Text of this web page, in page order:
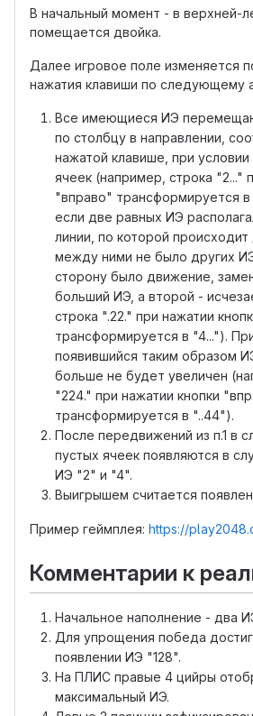
В начальный момент - в верхней-
помещается двойка.
Далее игровое поле изменяется
нажатия клавиши по следующему
Все имеющиеся ИЭ
по столбцу в направлении,
нажатой клавише, при условии
ячеек (например, строка "2..."
"вправо" трансформируется
если две равных ИЭ
линии, по которой
между ними не было других
сторону было движение,
больший ИЭ, а второй -
строка ".22." при нажатии
трансформируется в "4...").
появившийся таким образом
больше не будет увеличен
"224." при нажатии кнопки
трансформируется в "..44").
После передвижений из п.1 в
пустых ячеек появляются в
ИЭ "2" и "4".
Выигрышем считается
Пример геймплея: https://
Комментарии к
Начальное наполнение - два
Для упрощения победа
появлении ИЭ "128".
На ПЛИС правые 4 цийры
максимальный ИЭ.